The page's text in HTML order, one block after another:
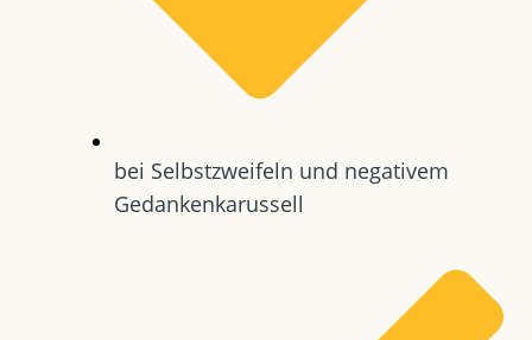
bei Selbstzweifeln und negativem
Gedankenkarussell